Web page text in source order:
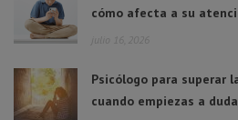
cómo afecta a su
julio 16, 2026
Psicólogo para superar
cuando empiezas a